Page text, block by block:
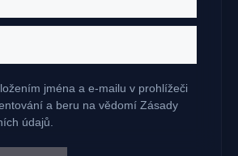
jména a e-mailu v prohlížeči
a beru na vědomí Zásady
údajů.